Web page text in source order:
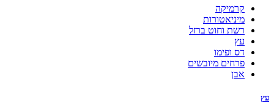
קרמיקה
מיניאטורות
רשת וחוט ברזל
עץ
דס ופימו
פרחים מיובשים
אבן
עץ